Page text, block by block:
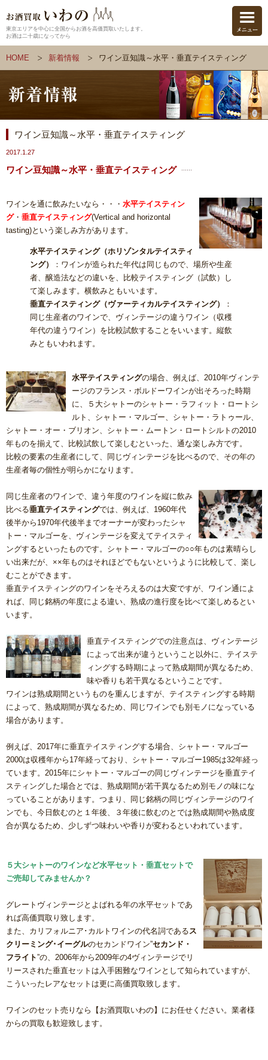
東京エリアを中心に全国からお酒を高価買取いたします。
お酒は二十歳になってから
HOME 新着情報 ワイン豆知識～水平・垂直テイスティング
ワイン豆知識～水平・垂直テイスティング
2017.1.27
ワイン豆知識～水平・垂直テイスティング
ワインを通に飲みたいなら・・・ 水平テイスティン
グ・ 垂直テイスティング(Vertical and horizontal
tasting)という楽しみ方があります。
水平テイスティング（ホリゾンタルテイスティ
ング）
：ワインが造られた年代は同じもので、場所や生産
者、醸造法などの違いを、比較テイスティング（試飲）し
て楽しみます。横飲みともいいます。
垂直テイスティング（ヴァーティカルテイスティング）
：
同じ生産者のワインで、ヴィンテージの違うワイン（収穫
年代の違うワイン）を比較試飲することをいいます。縦飲
みともいわれます。
水平テイスティングの場合、例えば、2010年ヴィンテ
ージのフランス・ボルドーワインが出そろった時期
に、５大シャトーのシャトー・ラフィット・ロートシ
ルト、シャトー・マルゴー、シャトー・ラトゥール、
シャトー・オー・ブリオン、シャトー・ムートン・ロートシルトの2010
年ものを揃えて、比較試飲して楽しむといった、通な楽しみ方です。
比較の要素の生産者にして、同じヴィンテージを比べるので、その年の
生産者毎の個性が明らかになります。
同じ生産者のワインで、違う年度のワインを縦に飲み
比べる垂直テイスティングでは、例えば、1960年代
後半から1970年代後半までオーナーが変わったシャ
トー・マルゴーを、ヴィンテージを変えてテイスティ
ングするといったものです。シャトー・マルゴーの○○年ものは素晴らし
い出来だが、××年ものはそれほどでもないというように比較して、楽し
むことができます。
垂直テイスティングのワインをそろえるのは大変ですが、ワイン通によ
れば、同じ銘柄の年度による違い、熟成の進行度を比べて楽しめるとい
います。
垂直テイスティングでの注意点は、ヴィンテージ
によって出来が違うということ以外に、テイステ
ィングする時期によって熟成期間が異なるため、
味や香りも若干異なるということです。
ワインは熟成期間というものを重んじますが、テイスティングする時期
によって、熟成期間が異なるため、同じワインでも別モノになっている
場合があります。
例えば、2017年に垂直テイスティングする場合、シャトー・マルゴー
2000は収穫年から17年経っており、シャトー・マルゴー1985は32年経っ
ています。2015年にシャトー・マルゴーの同じヴィンテージを垂直テイ
スティングした場合とでは、熟成期間が若干異なるため別モノの味にな
っていることがあります。つまり、同じ銘柄の同じヴィンテージのワイ
ンでも、今日飲むのと１年後、３年後に飲むのとでは熟成期間や熟成度
合が異なるため、少しずつ味わいや香りが変わるといわれています。
５大シャトーのワインなど水平セット・垂直セットで
ご売却してみませんか？
グレートヴィンテージとよばれる年の水平セットであ
れば高価買取り致します。
また、カリフォルニア･カルトワインの代名詞であるス
クリーミング･イーグルのセカンドワイン”セカンド・
フライト”の、2006年から2009年の4ヴィンテージでリ
リースされた垂直セットは入手困難なワインとして知られていますが、
こういったレアなセットは更に高価買取致します。
ワインのセット売りなら【お酒買取いわの】にお任せください。業者様
からの買取も歓迎致します。